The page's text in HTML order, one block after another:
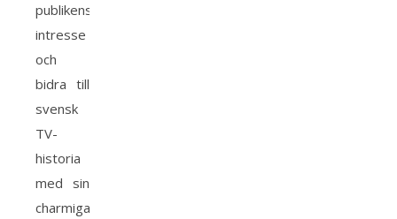
publikens
intresse
och
bidra till
svensk
TV-
historia
med sin
charmiga